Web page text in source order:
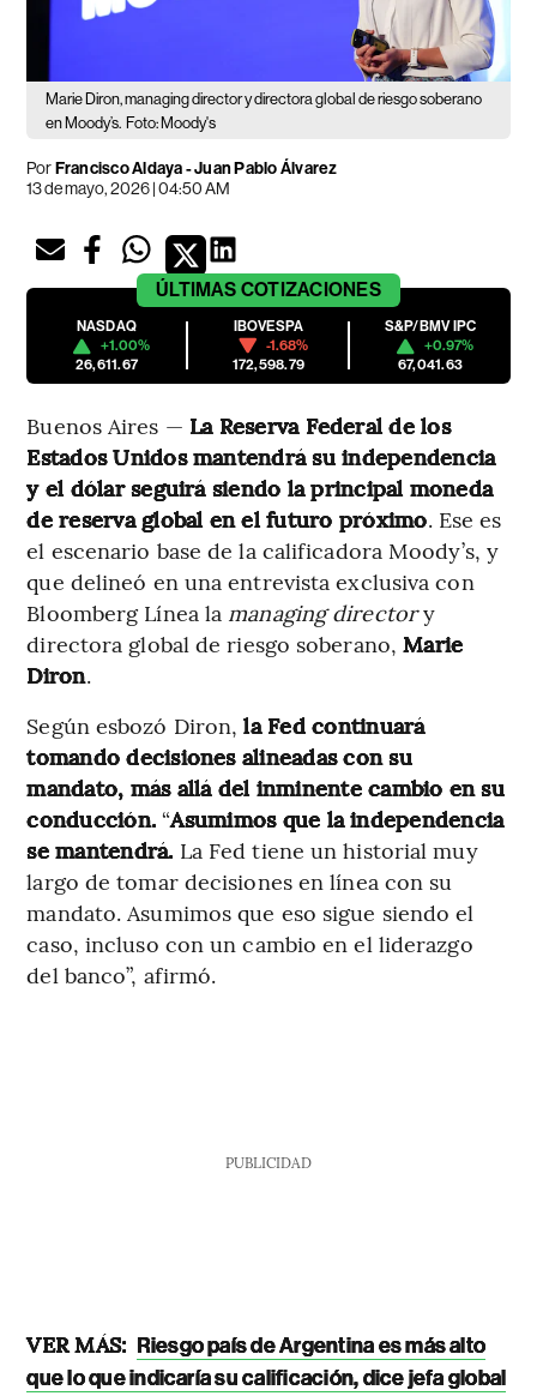
Marie Diron, managing director y directora global de riesgo soberano
en Moody’s. Foto: Moody's
PorFrancisco Aldaya-Juan Pablo Álvarez
13 de mayo, 2026 | 04:50 AM
ÚLTIMAS COTIZACIONES
NASDAQ
+1.00%
26,611.67
IBOVESPA
-1.68%
172,598.79
S&P/BMV IPC
+0.97%
67,041.63
Buenos Aires — La Reserva Federal de los
Estados Unidos mantendrá su independencia
y el dólar seguirá siendo la principal moneda
de reserva global en el futuro próximo. Ese es
el escenario base de la calificadora Moody’s, y
que delineó en una entrevista exclusiva con
Bloomberg Línea la managing directory
directora global de riesgo soberano,Marie
Diron.
Según esbozó Diron,la Fed continuará
tomando decisiones alineadas con su
mandato, más allá del inminente cambio en su
conducción.“Asumimos que la independencia
se mantendrá. La Fed tiene un historial muy
largo de tomar decisiones en línea con su
mandato. Asumimos que eso sigue siendo el
caso, incluso con un cambio en el liderazgo
del banco”, afirmó.
PUBLICIDAD
VER MÁS: Riesgo país de Argentina es más alto
que lo que indicaría su calificación, dice jefa global